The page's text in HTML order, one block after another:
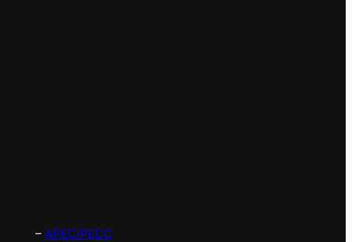
– APEC/PECC